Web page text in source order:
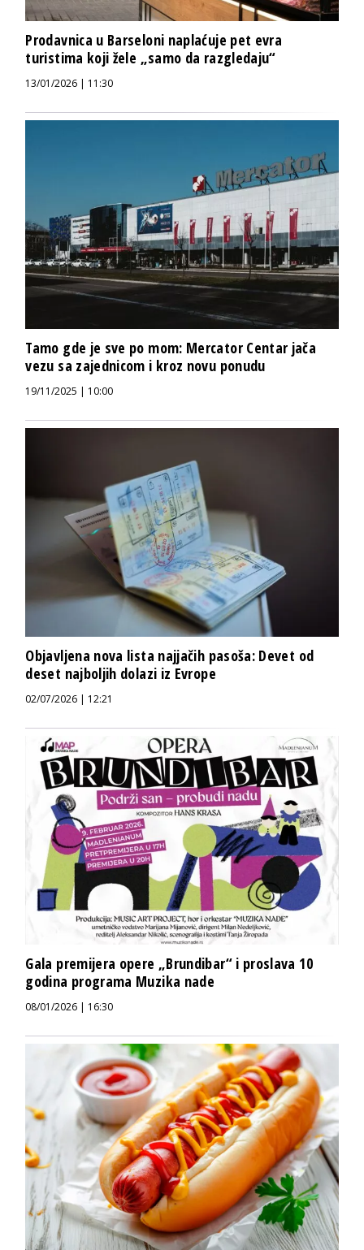
Prodavnica u Barseloni naplaćuje pet evra
turistima koji žele „samo da razgledaju“
13/01/2026 | 11:30
Tamo gde je sve po mom: Mercator Centar jača
vezu sa zajednicom i kroz novu ponudu
19/11/2025 | 10:00
Objavljena nova lista najjačih pasoša: Devet od
deset najboljih dolazi iz Evrope
02/07/2026 | 12:21
Gala premijera opere „Brundibar“ i proslava 10
godina programa Muzika nade
08/01/2026 | 16:30